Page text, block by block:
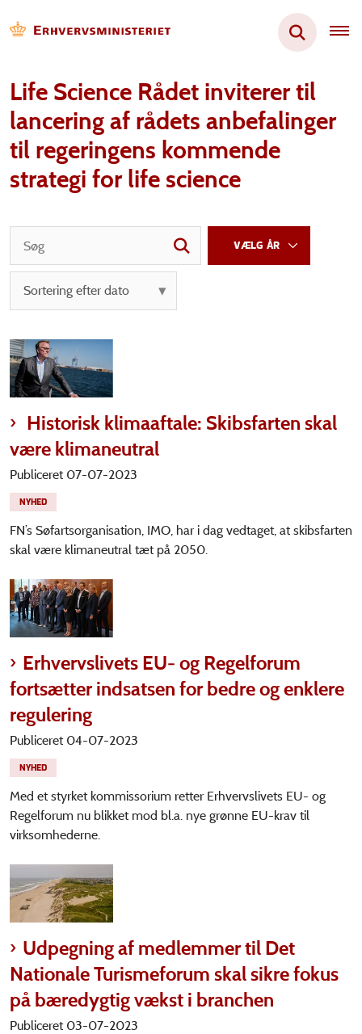
Life Science Rådet inviterer til
lancering af rådets anbefalinger
til regeringens kommende
strategi for life science
Historisk klimaaftale: Skibsfarten skal
være klimaneutral
Publiceret 07-07-2023
NYHED
FN’s Søfartsorganisation, IMO, har i dag vedtaget, at skibsfarten
skal være klimaneutral tæt på 2050.
Erhvervslivets EU- og Regelforum
fortsætter indsatsen for bedre og enklere
regulering
Publiceret 04-07-2023
NYHED
Med et styrket kommissorium retter Erhvervslivets EU- og
Regelforum nu blikket mod bl.a. nye grønne EU-krav til
virksomhederne.
Udpegning af medlemmer til Det
Nationale Turismeforum skal sikre fokus
på bæredygtig vækst i branchen
Publiceret 03-07-2023